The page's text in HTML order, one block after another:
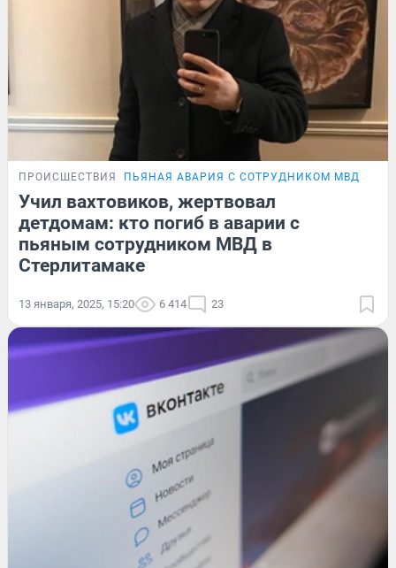
ПРОИСШЕСТВИЯ ПЬЯНАЯ АВАРИЯ С СОТРУДНИКОМ МВД
Учил вахтовиков, жертвовал
детдомам: кто погиб в аварии с
пьяным сотрудником МВД в
Стерлитамаке
13 января, 2025, 15:20 6 414 23